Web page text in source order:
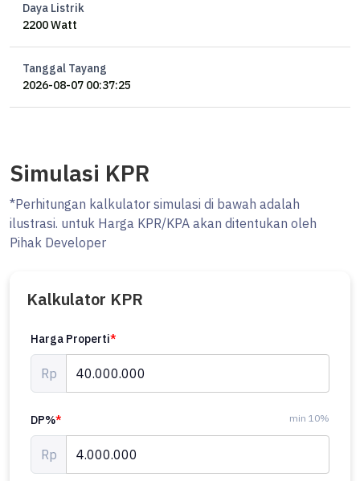
Daya Listrik
2200 Watt
Tanggal Tayang
2026-08-07 00:37:25
Simulasi KPR
*Perhitungan kalkulator simulasi di bawah adalah
ilustrasi. untuk Harga KPR/KPA akan ditentukan oleh
Pihak Developer
Kalkulator KPR
Harga Properti*
Rp
DP%* min 10%
Rp